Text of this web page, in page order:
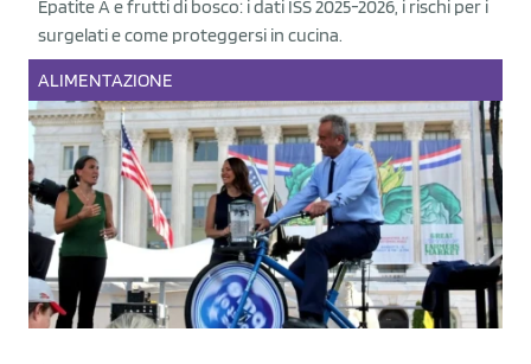
Epatite A e frutti di bosco: i dati ISS 2025-2026, i rischi per i
surgelati e come proteggersi in cucina.
ALIMENTAZIONE